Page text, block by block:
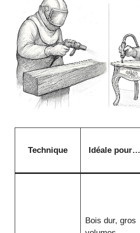
Technique Idéale pour…
Bois dur, gros